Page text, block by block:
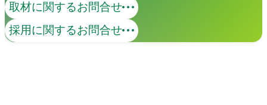
取材に関するお問合せ
採用に関するお問合せ
コンテンツマーケティング